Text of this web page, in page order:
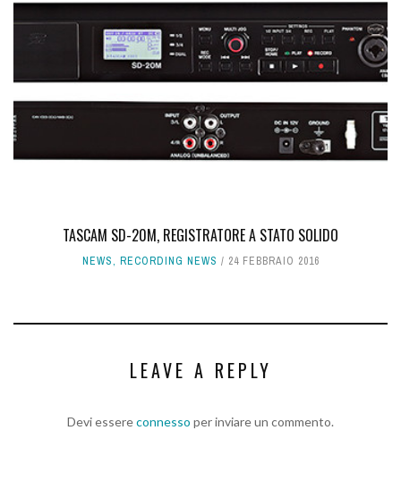
TASCAM SD-20M, REGISTRATORE A STATO SOLIDO
NEWS, RECORDING NEWS 24 FEBBRAIO 2016
LEAVE A REPLY
Devi essereconnesso per inviare un commento.